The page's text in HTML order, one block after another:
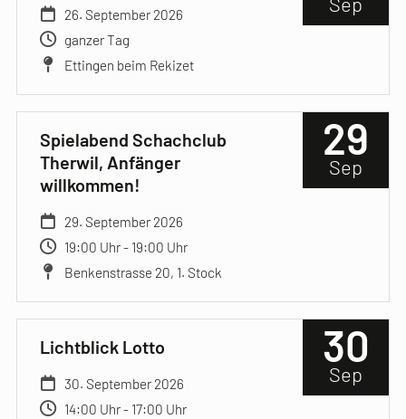
26. September 2026
ganzer Tag
Ettingen beim Rekizet
29
Sep
Spielabend Schachclub
Therwil, Anfänger
willkommen!
29. September 2026
19:00 Uhr - 19:00 Uhr
Benkenstrasse 20, 1. Stock
30
Sep
Lichtblick Lotto
30. September 2026
14:00 Uhr - 17:00 Uhr